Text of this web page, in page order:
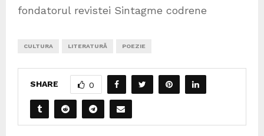
fondatorul revistei Sintagme codrene
CULTURA LITERATURĂ POEZIE
SHARE 0